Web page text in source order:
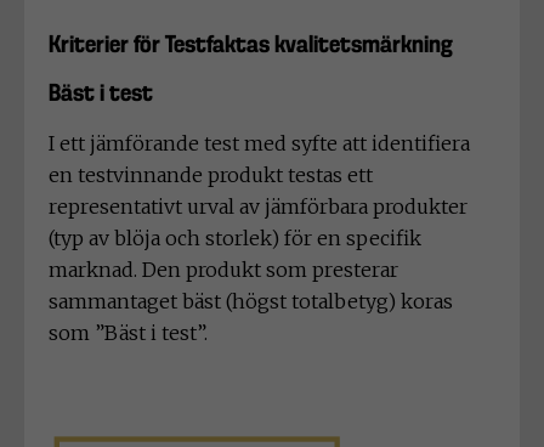
Kriterier för Testfaktas kvalitetsmärkning
Bäst i test
I ett jämförande test med syfte att identifiera
en testvinnande produkt testas ett
representativt urval av jämförbara produkter
(typ av blöja och storlek) för en specifik
marknad. Den produkt som presterar
sammantaget bäst (högst totalbetyg) koras
som ”Bäst i test”.